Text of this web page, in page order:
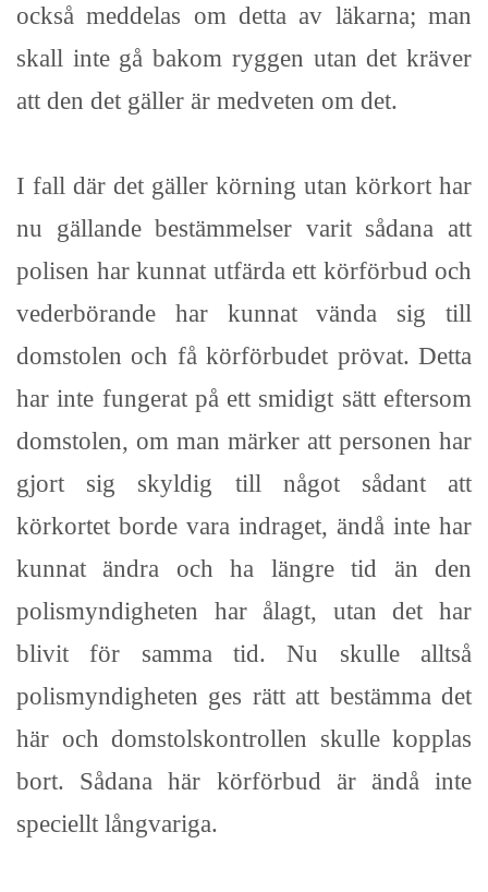
också meddelas om detta av läkarna; man
skall inte gå bakom ryggen utan det kräver
att den det gäller är medveten om det.
I fall där det gäller körning utan körkort har
nu gällande bestämmelser varit sådana att
polisen har kunnat utfärda ett körförbud och
vederbörande har kunnat vända sig till
domstolen och få körförbudet prövat. Detta
har inte fungerat på ett smidigt sätt eftersom
domstolen, om man märker att personen har
gjort sig skyldig till något sådant att
körkortet borde vara indraget, ändå inte har
kunnat ändra och ha längre tid än den
polismyndigheten har ålagt, utan det har
blivit för samma tid. Nu skulle alltså
polismyndigheten ges rätt att bestämma det
här och domstolskontrollen skulle kopplas
bort. Sådana här körförbud är ändå inte
speciellt långvariga.